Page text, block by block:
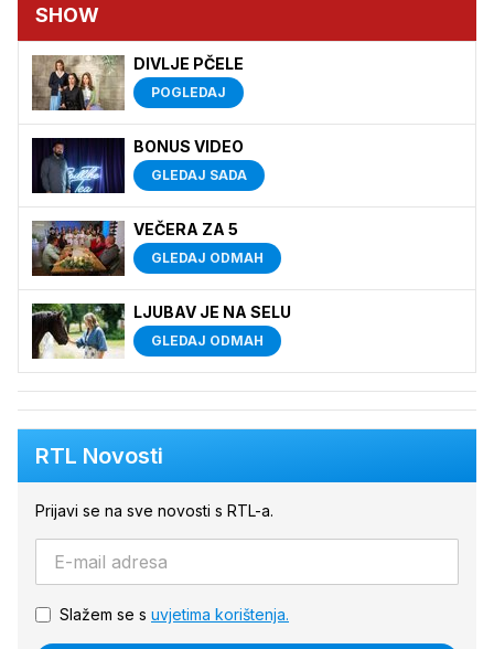
SHOW
DIVLJE PČELE
POGLEDAJ
BONUS VIDEO
GLEDAJ SADA
VEČERA ZA 5
GLEDAJ ODMAH
LJUBAV JE NA SELU
GLEDAJ ODMAH
RTL Novosti
Prijavi se na sve novosti s RTL-a.
Slažem se s uvjetima korištenja.